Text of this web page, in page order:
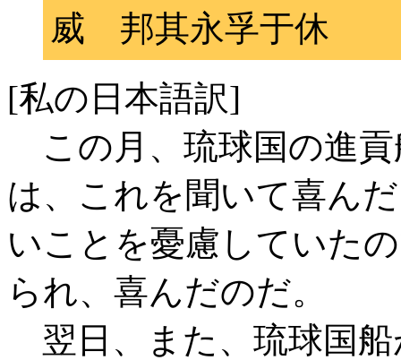
威 邦其永孚于休
[私の日本語訳]
この月、琉球国の進
は、これを聞いて喜ん
いことを憂慮していた
られ、喜んだのだ。
翌日、また、琉球国